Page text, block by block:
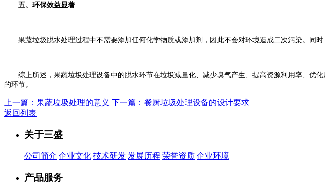
五、环保效益显著
果蔬垃圾脱水处理过程中不需要添加任何化学物质或添加剂，因此不会对环境造成二次污染。同时
综上所述，果蔬垃圾处理设备中的脱水环节在垃圾减量化、减少臭气产生、提高资源利用率、优
的环节。
上一篇：果蔬垃圾处理的意义 下一篇：餐厨垃圾处理设备的设计要求
返回列表
关于三盛
公司简介 企业文化 技术研发 发展历程 荣誉资质 企业环境
产品服务